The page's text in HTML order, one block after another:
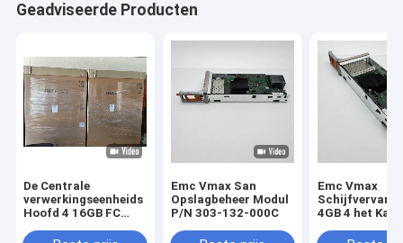
Geadviseerde Producten
De Centrale
verwerkingseenheids
Hoofd 4 16GB FC
EMC VMAX100K
Emc Vmax San
Opslagbeheer Modul
P/N 303-132-000C
Emc Vmax
4GB 4 het
Module 303-